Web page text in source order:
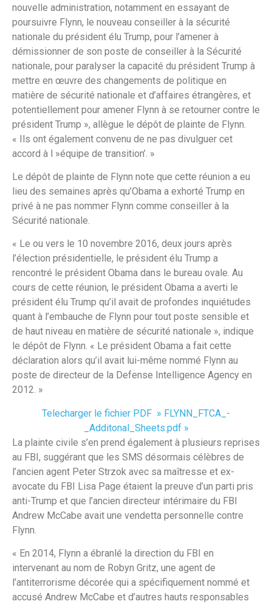
nouvelle administration, notamment en essayant de
poursuivre Flynn, le nouveau conseiller à la sécurité
nationale du président élu Trump, pour l’amener à
démissionner de son poste de conseiller à la Sécurité
nationale, pour paralyser la capacité du président Trump à
mettre en œuvre des changements de politique en
matière de sécurité nationale et d’affaires étrangères, et
potentiellement pour amener Flynn à se retourner contre le
président Trump », allègue le dépôt de plainte de Flynn.
« Ils ont également convenu de ne pas divulguer cet
accord à l »équipe de transition’. »
Le dépôt de plainte de Flynn note que cette réunion a eu
lieu des semaines après qu’Obama a exhorté Trump en
privé à ne pas nommer Flynn comme conseiller à la
Sécurité nationale.
« Le ou vers le 10 novembre 2016, deux jours après
l’élection présidentielle, le président élu Trump a
rencontré le président Obama dans le bureau ovale. Au
cours de cette réunion, le président Obama a averti le
président élu Trump qu’il avait de profondes inquiétudes
quant à l’embauche de Flynn pour tout poste sensible et
de haut niveau en matière de sécurité nationale », indique
le dépôt de Flynn. « Le président Obama a fait cette
déclaration alors qu’il avait lui-même nommé Flynn au
poste de directeur de la Defense Intelligence Agency en
2012. »
Telecharger le fichier PDF » FLYNN_FTCA_-
_Additonal_Sheets.pdf »
La plainte civile s’en prend également à plusieurs reprises
au FBI, suggérant que les SMS désormais célèbres de
l’ancien agent Peter Strzok avec sa maîtresse et ex-
avocate du FBI Lisa Page étaient la preuve d’un parti pris
anti-Trump et que l’ancien directeur intérimaire du FBI
Andrew McCabe avait une vendetta personnelle contre
Flynn.
« En 2014, Flynn a ébranlé la direction du FBI en
intervenant au nom de Robyn Gritz, une agent de
l’antiterrorisme décorée qui a spécifiquement nommé et
accusé Andrew McCabe et d’autres hauts responsables